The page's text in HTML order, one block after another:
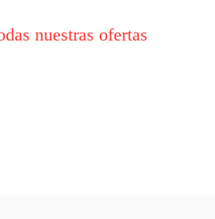
nuestras ofertas